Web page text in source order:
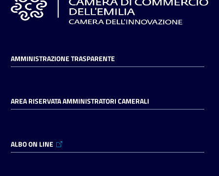
AMMINISTRAZIONE TRASPARENTE
AREA RISERVATA AMMINISTRATORI CAMERALI
ALBO ON LINE